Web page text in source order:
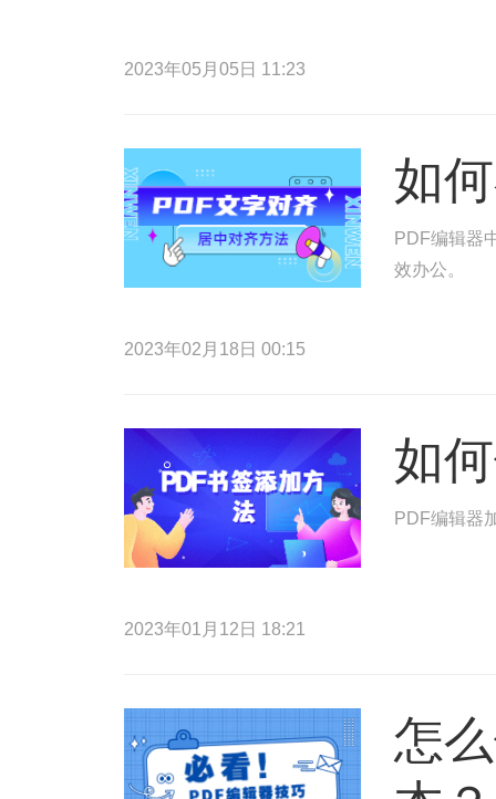
2023年05月05日 11:23
如
PDF编辑器
效办公。
2023年02月18日 00:15
如
PDF编辑器
2023年01月12日 18:21
怎